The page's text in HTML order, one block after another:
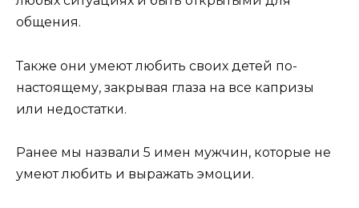
общения.
Также они умеют любить своих детей по-
настоящему, закрывая глаза на все капризы
или недостатки.
Ранее мы назвали 5 имен мужчин, которые не
умеют любить и выражать эмоции.